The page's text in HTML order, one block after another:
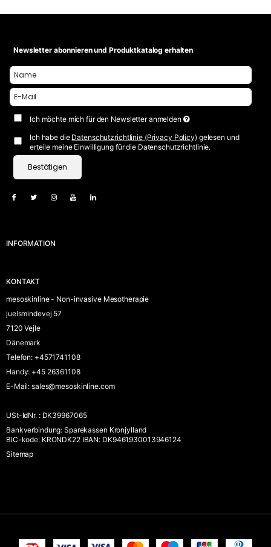
Newsletter abonnieren und Produktkatalog erhalten
Ich möchte mich für den Newsletter anmelden
Ich habe die Datenschutzrichtlinie (Privacy Policy) gelesen und
erteile meine Einwilligung für die Datenschutzrichtlinie.
Bestätigen
INFORMATION
KONTAKT
mesoskinline - Non-invasive Mesotherapie
juelsmindevej 57
7120 Vejle
Dänemark
Telefon: +4571741108
Handy: +45 26361108
E-Mail: sales@mesoskinline.com
USt-IdNr. :DK39967065
Bankverbindung: Sparekassen Kronjylland
BIC-kode: KRONDK22 IBAN: DK9461930013946124
Sitemap